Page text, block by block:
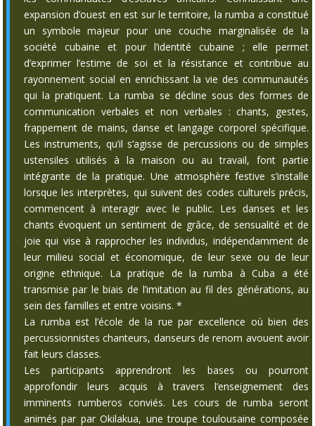
expansion d’ouest en est sur le territoire, la rumba a constitué
un symbole majeur pour une couche marginalisée de la
société cubaine et pour l’identité cubaine ; elle permet
d’exprimer l’estime de soi et la résistance et contribue au
rayonnement social en enrichissant la vie des communautés
qui la pratiquent. La rumba se décline sous des formes de
communication verbales et non verbales : chants, gestes,
frappement de mains, danse et langage corporel spécifique.
Les instruments, qu’il s’agisse de percussions ou de simples
ustensiles utilisés à la maison ou au travail, font partie
intégrante de la pratique. Une atmosphère festive s’installe
lorsque les interprètes, qui suivent des codes culturels précis,
commencent à interagir avec le public. Les danses et les
chants évoquent un sentiment de grâce, de sensualité et de
joie qui vise à rapprocher les individus, indépendamment de
leur milieu social et économique, de leur sexe ou de leur
origine ethnique. La pratique de la rumba à Cuba a été
transmise par le biais de l’imitation au fil des générations, au
sein des familles et entre voisins. *
La rumba est l’école de la rue par excellence où bien des
percussionnistes chanteurs, danseurs de renom avouent avoir
fait leurs classes.
Les participants apprendront les bases ou pourront
approfondir leurs acquis à travers l’enseignement des
imminents rumberos conviés. Les cours de rumba seront
animés par par Okilakua, une troupe toulousaine composée